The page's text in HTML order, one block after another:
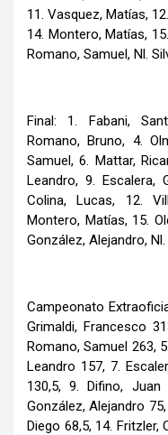
11. Vasquez, Matías,
14. Montero, Matías,
Romano, Samuel, Nl.
Final: 1. Fabani,
Romano, Bruno, 4.
Samuel, 6. Mattar,
Leandro, 9. Escalera,
Colina, Lucas, 12.
Montero, Matías, 15.
González, Alejandro,
Campeonato
Grimaldi, Francesco
Romano, Samuel 263,
Leandro 157, 7.
130,5, 9. Difino, Juan
González, Alejandro
Diego 68,5, 14. Fritzler,